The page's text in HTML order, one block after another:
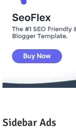
Sidebar Ads